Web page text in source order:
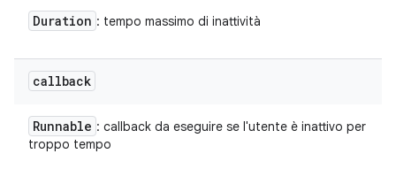
Duration : tempo massimo di inattività
callback
Runnable : callback da eseguire se l'utente è inattivo per
troppo tempo